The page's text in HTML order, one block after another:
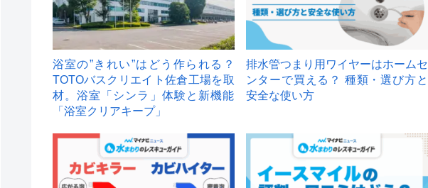
浴室の”きれい”はどう作られる？
TOTOバスクリエイト佐倉工場を取
材。浴室「シンラ」体験と新機能
「浴室クリアキープ」
排水管つまり用ワイヤーはホームセ
ンターで買える？ 種類・選び方と
安全な使い方